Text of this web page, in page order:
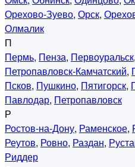
Орехово-Зуево, Орск,
Олмалик
П
Пермь, Пенза, Первоуральск,
Петропавловск-Камчатский,
Псков, Пушкино, Пятигорск,
Павлодар, Петропавловск
Р
Ростов-на-Дону, Раменское,
Реутов, Ровно, Раздан,
Риддер